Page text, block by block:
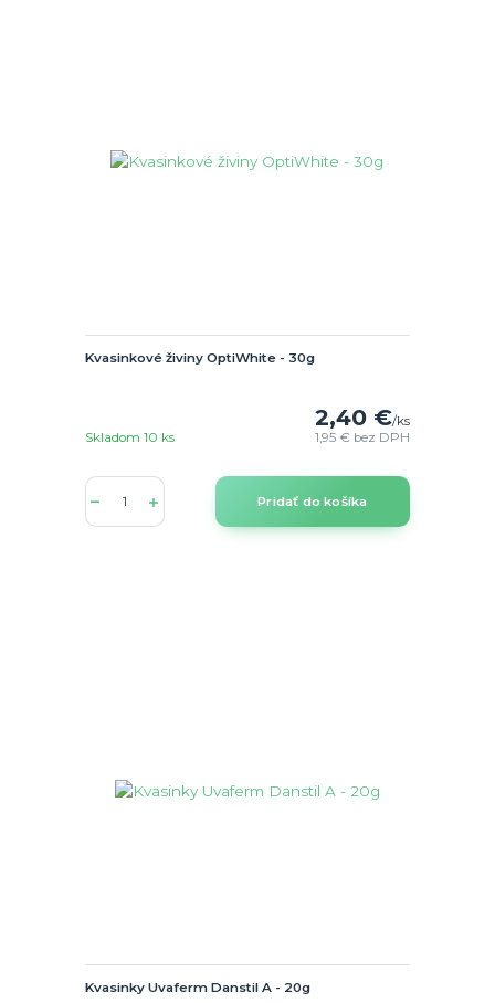
Kvasinkové živiny OptiWhite - 30g
2,40 €/ks
1,95 € bez DPH
Skladom 10 ks
Pridať do košíka
Kvasinky Uvaferm Danstil A - 20g